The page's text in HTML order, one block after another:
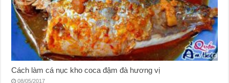
Cách làm cá nục kho coca đậm đà hương vị
08/05/2017